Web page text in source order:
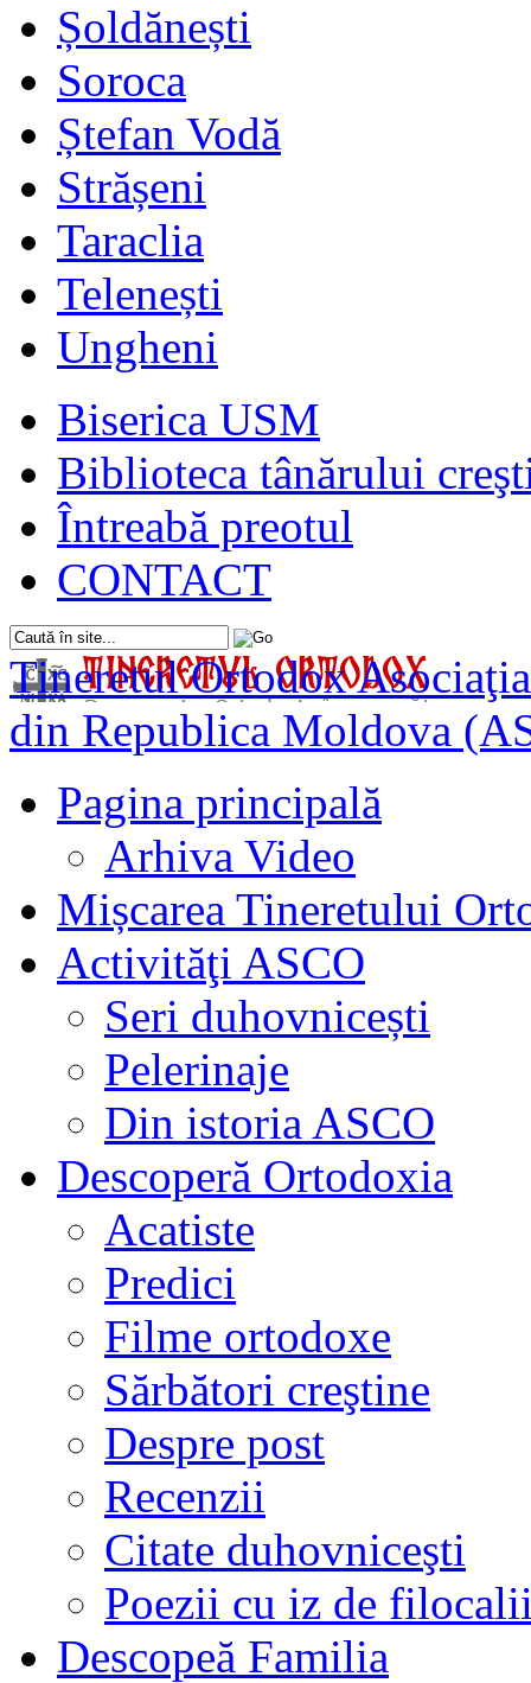
Șoldănești
Soroca
Ștefan Vodă
Strășeni
Taraclia
Telenești
Ungheni
Biserica USM
Biblioteca tânărului
Întreabă preotul
CONTACT
Tineretul Ortodox
din Republica Moldova
Pagina principală
Arhiva Video
Mișcarea Tineretului
Activităţi ASCO
Seri duhovnicești
Pelerinaje
Din istoria ASCO
Descoperă Ortodoxia
Acatiste
Predici
Filme ortodoxe
Sărbători creştine
Despre post
Recenzii
Citate duhovniceşti
Poezii cu iz de
Descopeă Familia